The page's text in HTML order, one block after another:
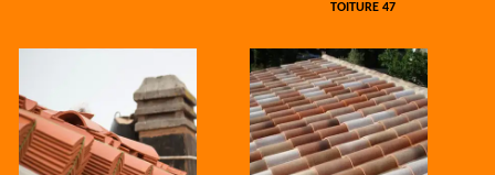
TOITURE 47